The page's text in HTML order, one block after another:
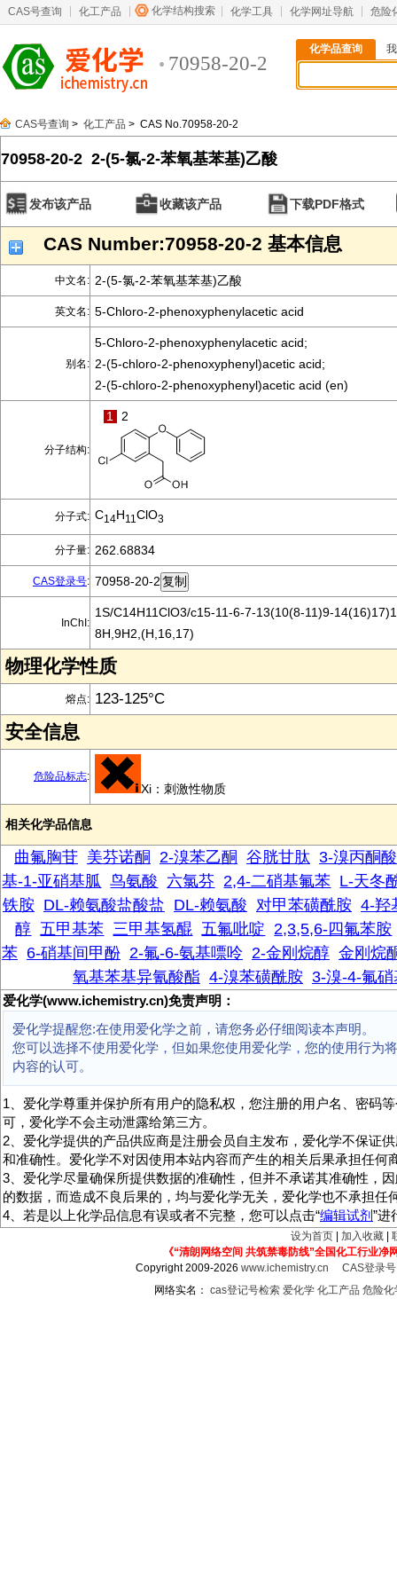
CAS号查询 化工产品 化学结构搜索 化学工具 化学网址导航 危险
70958-20-2
化学品查询
CAS号查询 > 化工产品 > CAS No.70958-20-2
70958-20-2 2-(5-氯-2-苯氧基苯基)乙酸
发布该产品 收藏该产品 下载PDF格式
CAS Number:70958-20-2 基本信息
中文名: 2-(5-氯-2-苯氧基苯基)乙酸
英文名: 5-Chloro-2-phenoxyphenylacetic acid
别名:
5-Chloro-2-phenoxyphenylacetic acid;
2-(5-chloro-2-phenoxyphenyl)acetic acid;
2-(5-chloro-2-phenoxyphenyl)acetic acid (en)
分子结构:
1 2
分子式: C14H11 ClO3
分子量: 262.68834
CAS登录号: 70958-20-2
InChI:
1S/C14H11ClO3/c15-11-6-7-13(10(8-11)9-
8H,9H2,(H,16,17)
物理化学性质
熔点: 123-125°C
安全信息
危险品标志:
Xi：刺激性物质
相关化学品信息
曲氟胸苷 美芬诺酮 2-溴苯乙酮 谷胱甘肽 3-溴丙酮
基-1-亚硝基胍 鸟氨酸 六氯芬 2,4-二硝基氟苯 L-天冬
铁胺 DL-赖氨酸盐酸盐 DL-赖氨酸 对甲苯磺酰胺 4-羟
醇 五甲基苯 三甲基氢醌 五氟吡啶 2,3,5,6-四氟苯胺
苯 6-硝基间甲酚 2-氟-6-氨基嘌呤 2-金刚烷醇 金刚烷
氧基苯基异氰酸酯 4-溴苯磺酰胺 3-溴-4-氟硝
爱化学(www.ichemistry.cn)免责声明：
爱化学提醒您:在使用爱化学之前，请您务必仔细阅读本声明。
您可以选择不使用爱化学，但如果您使用爱化学，您的使用行为
内容的认可。
1、爱化学尊重并保护所有用户的隐私权，您注册的用户名、密码
可，爱化学不会主动泄露给第三方。
2、爱化学提供的产品供应商是注册会员自主发布，爱化学不保证
和准确性。爱化学不对因使用本站内容而产生的相关后果承担任何
3、爱化学尽量确保所提供数据的准确性，但并不承诺其准确性，
的数据，而造成不良后果的，均与爱化学无关，爱化学也不承担任
4、若是以上化学品信息有误或者不完整，您可以点击“编辑试剂”进
设为首页 加入收藏
《“清朗网络空间 共筑禁毒防线”全国化工行业净
Copyright 2009-2026www.ichemistry.cn
CAS登录
网络实名： cas登记号检索 爱化学 化工产品 危险化